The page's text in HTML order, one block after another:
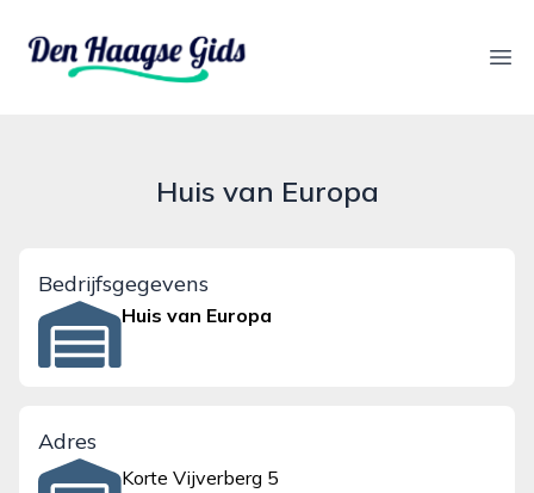
denhaagsegids.nl
Huis van Europa
Bedrijfsgegevens
Huis van Europa
Adres
Korte Vijverberg 5